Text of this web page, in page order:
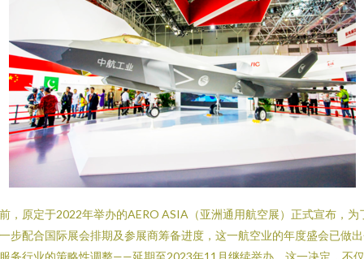
，原定于2022年举办的AERO ASIA（亚洲通用航空展）正式宣布，为
步配合国际展会排期及参展商筹备进度，这一航空业的年度盛会已做
务行业的策略性调整——延期至2023年11月继续举办。这一决定，不